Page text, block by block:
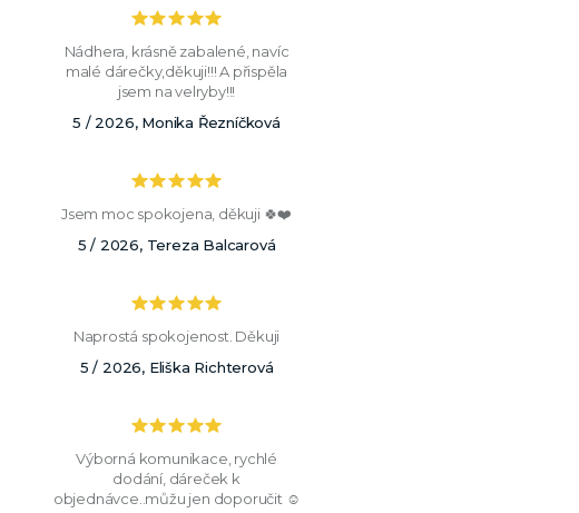
Nádhera, krásně zabalené, navíc
malé dárečky,děkuji!!! A přispěla
jsem na velryby!!!
5 / 2026, Monika Řezníčková
Jsem moc spokojena, děkuji 🍀❤️
5 / 2026, Tereza Balcarová
Naprostá spokojenost. Děkuji
5 / 2026, Eliška Richterová
Výborná komunikace, rychlé
dodání, dáreček k
objednávce..můžu jen doporučit ☺️